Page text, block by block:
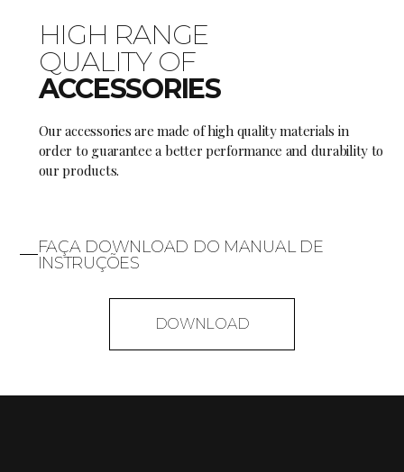
HIGH RANGE
QUALITY OF
ACCESSORIES
Our accessories are made of high quality materials in
order to guarantee a better performance and durability to
our products.
FAÇA DOWNLOAD DO MANUAL DE
INSTRUÇÕES
DOWNLOAD